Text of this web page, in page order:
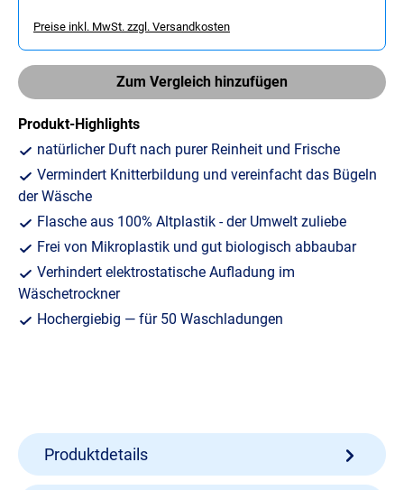
Preise inkl. MwSt. zzgl. Versandkosten
Zum Vergleich hinzufügen
Produkt-Highlights
natürlicher Duft nach purer Reinheit und Frische
Vermindert Knitterbildung und vereinfacht das Bügeln
der Wäsche
Flasche aus 100% Altplastik - der Umwelt zuliebe
Frei von Mikroplastik und gut biologisch abbaubar
Verhindert elektrostatische Aufladung im
Wäschetrockner
Hochergiebig — für 50 Waschladungen
Produktdetails